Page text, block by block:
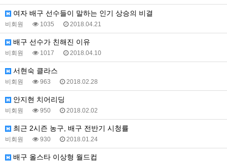
여자 배구 선수들이 말하는 인기 상승의 비결
비회원 1035 2018.04.21
배구 선수가 친해진 이유
비회원 1017 2018.04.10
서현숙 클라스
비회원 963 2018.02.28
안지현 치어리딩
비회원 950 2018.02.02
최근 2시즌 농구, 배구 전반기 시청률
비회원 930 2018.01.24
배구 올스타 이상형 월드컵